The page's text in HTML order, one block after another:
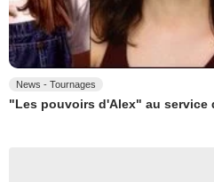
News - Tournages
"Les pouvoirs d'Alex" au service